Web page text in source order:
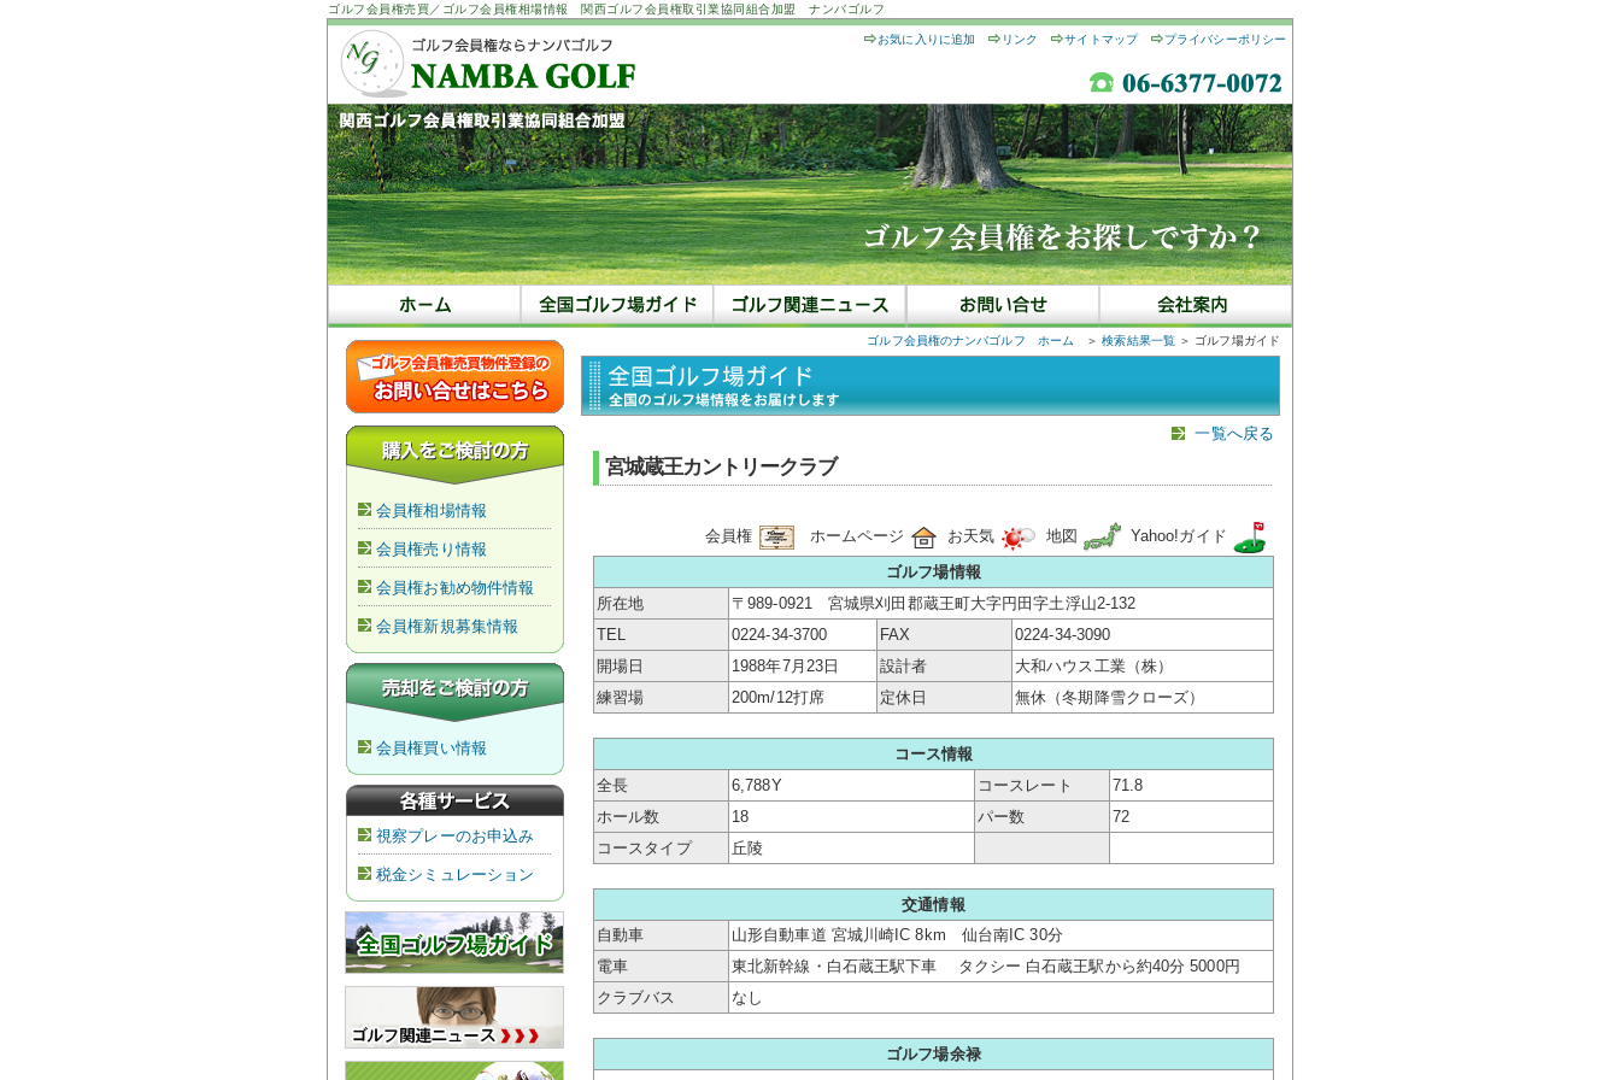
ゴルフ会員権売買／ゴルフ会員権相場情報 関西ゴルフ会員権取引業協同組合加盟 ナンバゴルフ
お気に入りに追加 リンク サイトマップ プライバシーポリシー
会員権相場情報
会員権売り情報
会員権お勧め物件情報
会員権新規募集情報
会員権買い情報
視察プレーのお申込み
税金シミュレーション
ゴルフ会員権のナンバゴルフ ホーム ＞検索結果一覧＞ ゴルフ場ガイド
一覧へ戻る
宮城蔵王カントリークラブ
会員権 ホームページ お天気 地図
Yahoo!ガイド
ゴルフ場情報
所在地
〒989-0921 宮城県刈田郡蔵王町大字円田字土浮山2-132
TEL
0224-34-3700 FAX
0224-34-3090
開場日
1988年7月23日 設計者
大和ハウス工業（株）
練習場
200m/12打席 定休日 無休（冬期降雪クローズ）
コース情報
全長
6,788Y コースレート
71.8
ホール数
18 パー数
72
コースタイプ
丘陵
交通情報
自動車
山形自動車道 宮城川崎IC 8km 仙台南IC 30分
電車
東北新幹線・白石蔵王駅下車 タクシー 白石蔵王駅から約40分 5000円
クラブバス
なし
ゴルフ場余禄